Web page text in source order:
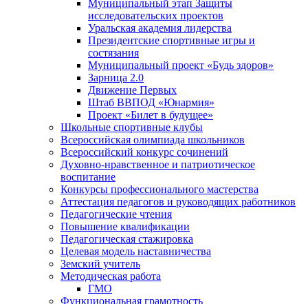
Муниципальный этап Защиты
исследовательских проектов
Уральская академия лидерства
Президентские спортивные игры и
состязания
Муниципальный проект «Будь здоров»
Зарница 2.0
Движение Первых
Штаб ВВПОД «Юнармия»
Проект «Билет в будущее»
Школьные спортивные клубы
Всероссийская олимпиада школьников
Всероссийский конкурс сочинений
Духовно-нравственное и патриотическое
воспитание
Конкурсы профессионального мастерства
Аттестация педагогов и руководящих работников
Педагогические чтения
Повышение квалификации
Педагогическая стажировка
Целевая модель наставничества
Земский учитель
Методическая работа
ГМО
Функциональная грамотность